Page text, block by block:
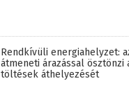
Rendkívüli energiahelyzet:
átmeneti árazással ösztönzi
töltések áthelyezését